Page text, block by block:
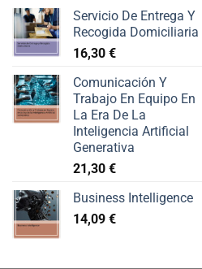
Servicio De Entrega Y
Recogida Domiciliaria
16,30 €
Comunicación Y
Trabajo En Equipo En
La Era De La
Inteligencia Artificial
Generativa
21,30 €
Business Intelligence
14,09 €